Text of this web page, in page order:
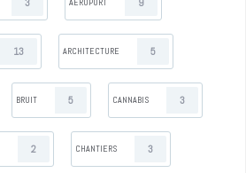
13 ARCHITECTURE 5
BRUIT 5 CANNABIS 3
2 CHANTIERS 3